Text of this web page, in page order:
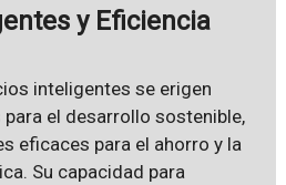
y Eficiencia
inteligentes se erigen
el desarrollo sostenible,
eficaces para el ahorro y la
Su capacidad para